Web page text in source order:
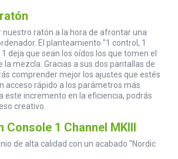
nuestro ratón a la hora de afrontar una
El planteamiento "1 control, 1
deja que sean los oídos los que tomen el
la mezcla. Gracias a sus dos pantallas de
comprender mejor los ajustes que estés
acceso rápido a los parámetros más
este incremento en la eficiencia, podrás
creativo.
Console 1 Channel MKIII
de alta calidad con un acabado "Nordic